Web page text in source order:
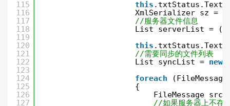
115
116
117
118
119
120
121
122
123
124
125
126
127
this .txtStatus.Text
XmlSerializer sz =
//服务器文件信息
List serverList =
this .txtStatus.Text
//需要同步的文件列表
List syncList = new
foreach
{
FileMessage
//如果服务器上不存